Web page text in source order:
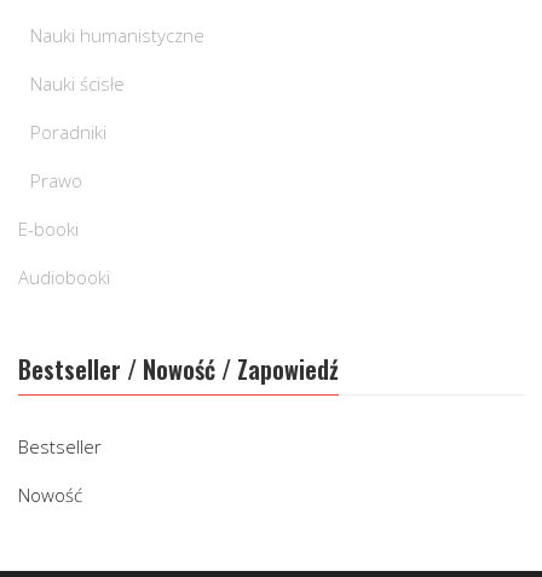
Nauki humanistyczne
Nauki ścisłe
Poradniki
Prawo
E-booki
Audiobooki
Bestseller / Nowość / Zapowiedź
Bestseller
Nowość